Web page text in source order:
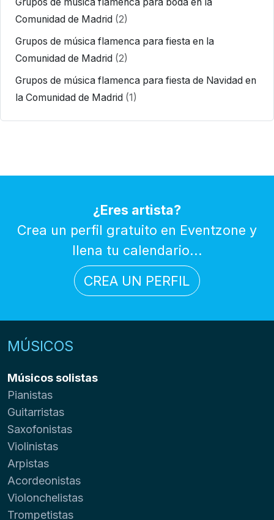
Comunidad de Madrid (2)
Grupos de música flamenca para fiesta en la
Comunidad de Madrid (2)
Grupos de música flamenca para fiesta de Navidad en
la Comunidad de Madrid (1)
¿Eres artista?
Crea un perfil gratuito en Eventzone y
llena tu calendario...
CREA UN PERFIL
MÚSICOS
Músicos solistas
Pianistas
Guitarristas
Saxofonistas
Violinistas
Arpistas
Acordeonistas
Violonchelistas
Trompetistas